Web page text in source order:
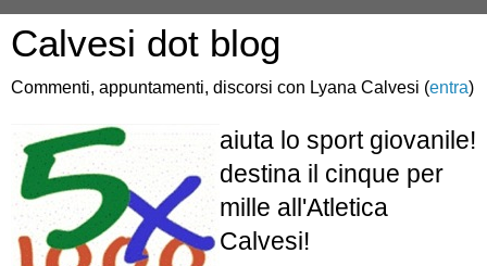
Calvesi dot blog
Commenti, appuntamenti, discorsi con Lyana Calvesi (entra)
aiuta lo sport giovanile!
destina il cinque per
mille all'Atletica
Calvesi!